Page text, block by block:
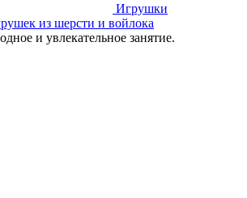
Игрушки
из шерсти и войлока
и увлекательное занятие.